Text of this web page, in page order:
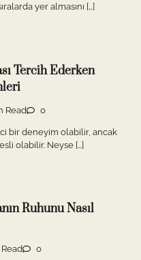
yer almasını […]
Tercih Ederken
Read 0
bir deneyim olabilir, ancak
olabilir. Neyse […]
Ruhunu Nasıl
0